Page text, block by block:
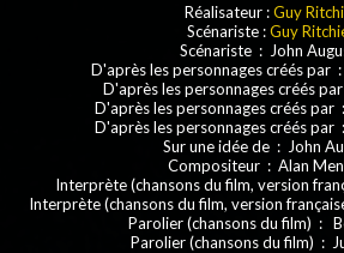
Réalisateur :Guy
Scénariste :Guy
Scénariste : John
D'après les personnages créés par
D'après les personnages créés
D'après les personnages créés
D'après les personnages créés par
Sur une idée de : John
Compositeur : Alan
Interprète (chansons du film, version
Interprète (chansons du film, version
Parolier (chansons du film) :
Parolier (chansons du film) :